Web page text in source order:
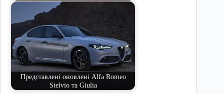
Представлені оновлені Alfa Romeo
Stelvio та Giulia